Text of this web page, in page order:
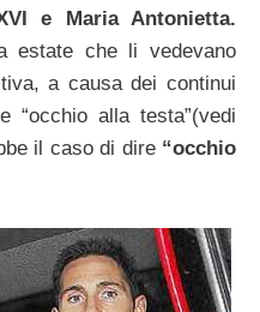
e Maria Antonietta.
estate che li vedevano
a causa dei continui
“occhio alla testa”(vedi
il caso di dire “occhio